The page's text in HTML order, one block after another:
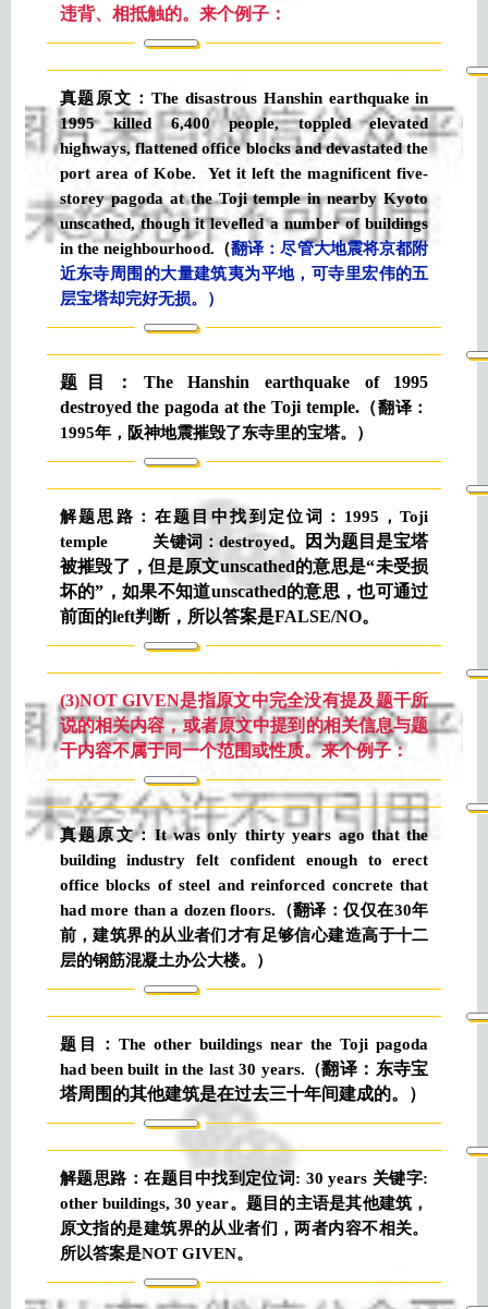
违背、相抵触的。来个例子：
真题原文：The disastrous Hanshin earthquake in
1995 killed 6,400 people,toppled elevated
highways, flattened office blocks and devastated the
port area of Kobe. Yet it left the magnificent five-
storey pagoda at the Toji temple in nearby Kyoto
unscathed, though it levelled a number of buildings
in the neighbourhood.（翻译：尽管大地震将京都附
近东寺周围的大量建筑夷为平地，可寺里宏伟的五
层宝塔却完好无损。
）
题目：The Hanshin earthquake of 1995
destroyed the pagoda at the Toji temple.（翻译：
1995年，阪神地震摧毁了东寺里的宝塔。）
解题思路：在题目中找到定位词：1995，Toji
temple 关键词：destroyed。
因为题目是宝塔
被摧毁了，但是原文unscathed的意思是“未受损
坏的”，如果不知道unscathed的意思，也可通过
前面的left判断，所以答案是FALSE/NO。
(3)NOT GIVEN是指原文中完全没有提及题干所
说的相关内容，或者原文中提到的相关信息与题
干内容不属于同一个范围或性质。来个例子：
真题原文：It was only thirty years ago that the
building industry felt confident enough to erect
office blocks of steel and reinforced concrete that
had more than a dozen floors.（翻译：仅仅在30年
前，建筑界的从业者们才有足够信心建造高于十二
层的钢筋混凝土办公大楼。）
题目：The other buildings near the Toji pagoda
had been built in the last 30 years.（翻译：东寺宝
塔周围的其他建筑是在过去三十年间建成的。）
解题思路：在题目中找到定位词: 30 years 关键字:
other buildings, 30 year。题目的主语是其他建筑，
原文指的是建筑界的从业者们，两者内容不相关。
所以答案是NOT GIVEN。